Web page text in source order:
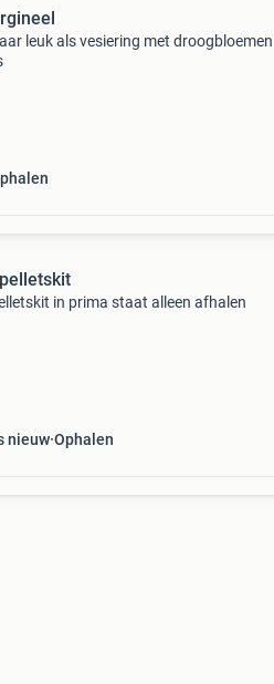
leuk als vesiering met droogbloemen
in prima staat alleen afhalen
nieuw Ophalen